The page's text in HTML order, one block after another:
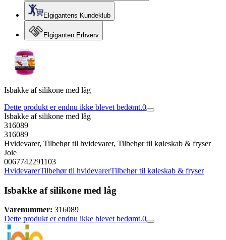
Elgigantens Kundeklub
Elgiganten Erhverv
Isbakke af silikone med låg
Dette produkt er endnu ikke blevet bedømt.0
Isbakke af silikone med låg
316089
316089
Hvidevarer, Tilbehør til hvidevarer, Tilbehør til køleskab & fryser
Joie
0067742291103
HvidevarerTilbehør til hvidevarerTilbehør til køleskab & fryser
Isbakke af silikone med låg
Varenummer: 316089
Dette produkt er endnu ikke blevet bedømt.0